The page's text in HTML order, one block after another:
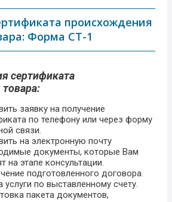
происхождения
Форма СТ-1
сертификата
заявку на получение
по телефону или через форму
связи.
на электронную почту
документы, которые Вам
на этапе консультации.
подготовленного договора.
услуги по выставленному счету.
пакета документов,